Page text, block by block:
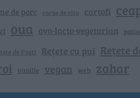
de porc carne de vita cartofi
oua ovo-lacto-vegetarian
de Pasti Rețete cu pui Rețete
vanilie vegan web zahar